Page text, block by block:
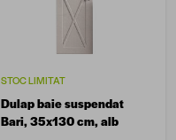
STOC LIMITAT
Dulap baie suspendat
Bari, 35x130 cm, alb